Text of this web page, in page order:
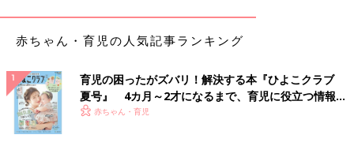
赤ちゃん・育児の人気記事ランキング
育児の困ったがズバリ！解決する本『ひよこクラブ
夏号』 4カ月～2才になるまで、育児に役立つ情報が
いっぱい！
赤ちゃん・育児